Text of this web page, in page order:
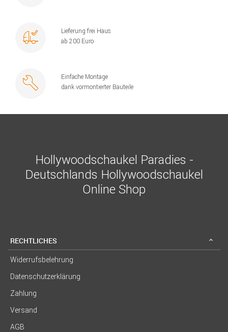
Lieferung frei Haus
ab 200 Euro
Einfache Montage
dank vormontierter Bauteile
Hollywoodschaukel Paradies -
Deutschlands Hollywoodschaukel
Online Shop
RECHTLICHES
Widerrufsbelehrung
Datenschutzerklärung
Zahlung
Versand
AGB